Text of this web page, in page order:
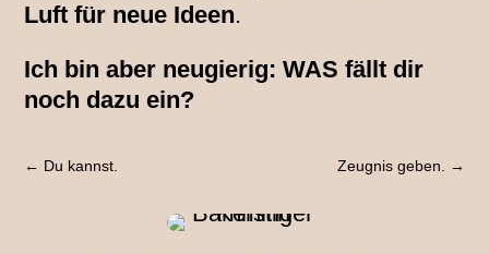
Luft für neue Ideen.
Ich bin aber neugierig: WAS fällt dir
noch dazu ein?
← Du kannst. Zeugnis geben. →